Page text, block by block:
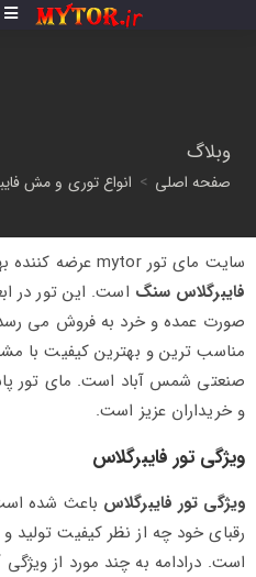
وبلاگ
صفحه اصلی > انواع توری و مش
سایت مای تور mytor عرضه‌ کننده بهترین و با کیفیت‌ ترین
فایبرگلاس سنگ است. این تور در
صورت عمده و خرد به فروش می
صنعتی شمس آباد است. مای تور
و خریداران عزیز است.
ویژگی تور فایبرگلاس
ویژگی تور فایبرگلاس باعث شده
رقبای خود چه از نظر کیفیت تولید
است. درادامه به چند مورد از ویژگی